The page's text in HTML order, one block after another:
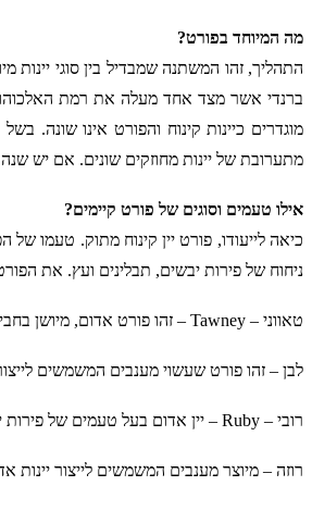
מה המיוחד בפורט?
מתערובת של יינות מחוזקים שונים. אם יש
אילו טעמים וסוגים של פורט קיימים?
כיאה לייעודו, פורט יין קינוח
ניחוח של פירות יבשים, תבלינים ועץ. את
טאווני – Tawney – זהו פורט אדום, מיושן בחבית, המאופיין בטעמי קרמל, אגוזי לוז ופירות יבשים. תקופות היישון שלו הן בדרך כלל בהפרשים של עשורים – 10, 20, 30 ואפילו 40 שנים.
לבן – זהו פורט שעשוי מענבים המשמשים
רובי – Ruby – יין אדום בעל טעמים של פירות יער, שוקולד ותבלינים. מיושן בדרך כלל 20-40 שנים.
רוזה – מיוצר מענבים המשמשים לייצור יינות